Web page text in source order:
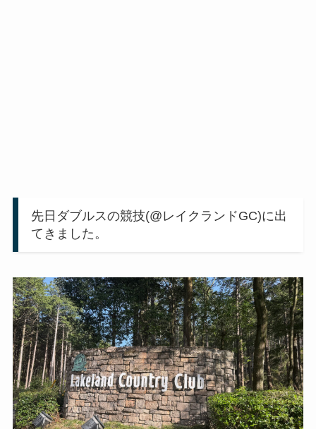
先日ダブルスの競技(@レイクランドGC)に出
てきました。